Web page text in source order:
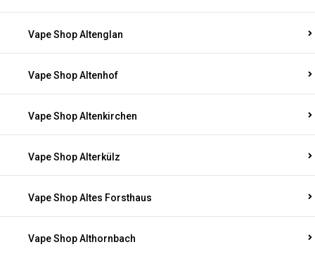
Vape Shop Altenglan
Vape Shop Altenhof
Vape Shop Altenkirchen
Vape Shop Alterkülz
Vape Shop Altes Forsthaus
Vape Shop Althornbach